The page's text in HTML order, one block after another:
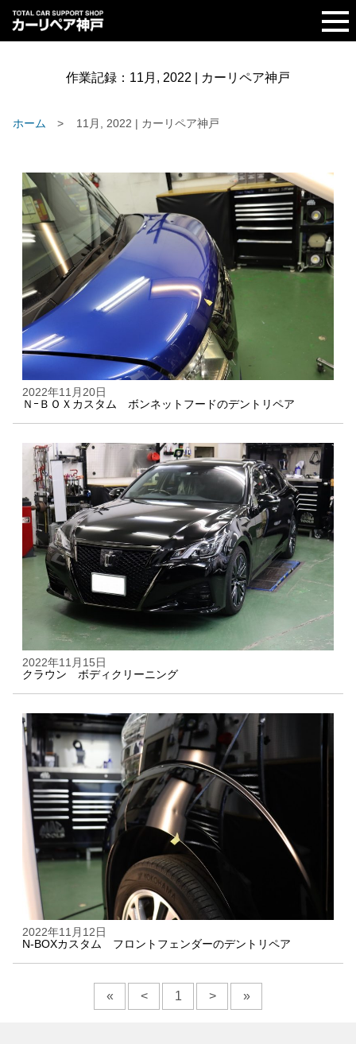
作業記録： 11月, 2022 | カーリペア神戸
ホーム 11月, 2022 | カーリペア神戸
2022年11月20日
ＮｰＢＯＸカスタム ボンネットフードのデントリペア
2022年11月15日
クラウン ボディクリーニング
2022年11月12日
N-BOXカスタム フロントフェンダーのデントリペア
« < 1 > »